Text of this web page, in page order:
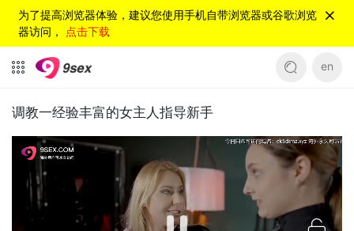
为了提高浏览器体验，建议您使用手机自带浏览器或谷歌浏览
器访问， 点击下载
en
调教一经验丰富的女主人指导新手